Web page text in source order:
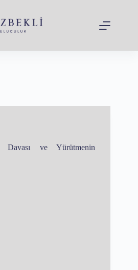
ve Yürütmenin